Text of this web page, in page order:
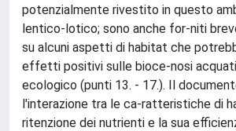
potenzialmente rivestito in questo
lentico-lotico; sono anche for-niti
su alcuni aspetti di habitat che
effetti positivi sulle bioce-nosi
ecologico (punti 13. - 17.). Il
l'interazione tra le ca-ratteristiche di
ritenzione dei nutrienti e la sua